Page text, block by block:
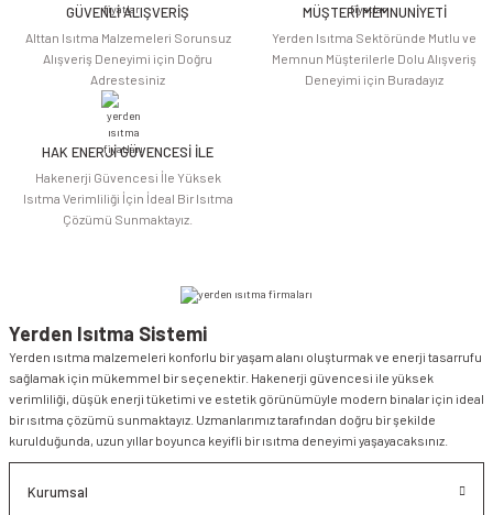
Bu ürüne benzer farklı alternatifler olmalı.
GÜVENLİ ALIŞVERİŞ
Alttan Isıtma Malzemeleri Sorunsuz
Alışveriş Deneyimi için Doğru
Adrestesiniz
MÜŞTERİ MEMNUNİYETİ
Yerden Isıtma Sektöründe Mutlu ve
Memnun Müşterilerle Dolu Alışveriş
Deneyimi için Buradayız
HAK ENERJİ GÜVENCESİ İLE
Hakenerji Güvencesi İle Yüksek
Isıtma Verimliliği İçin İdeal Bir Isıtma
Çözümü Sunmaktayız.
Yerden Isıtma Sistemi
Yerden ısıtma malzemeleri konforlu bir yaşam alanı oluşturmak ve enerji tasarrufu
sağlamak için mükemmel bir seçenektir. Hakenerji güvencesi ile yüksek
verimliliği, düşük enerji tüketimi ve estetik görünümüyle modern binalar için ideal
bir ısıtma çözümü sunmaktayız. Uzmanlarımız tarafından doğru bir şekilde
kurulduğunda, uzun yıllar boyunca keyifli bir ısıtma deneyimi yaşayacaksınız.
Kurumsal